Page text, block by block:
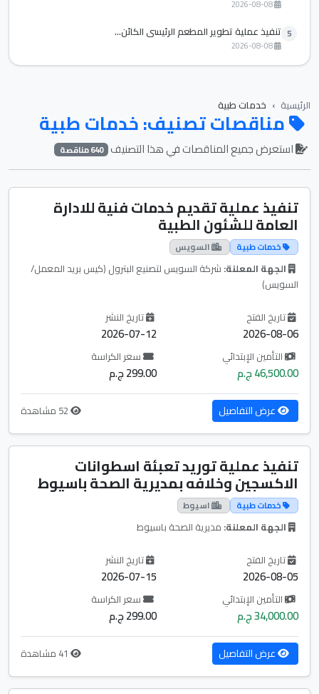
5 تنفيذ عملية تطوير المطعم الرئيسي الكائن...
الرئيسية خدمات طبية
مناقصات تصنيف: خدمات طبية
استعرض جميع المناقصات في هذا التصنيف 640 مناقصة
تنفيذ عملية تقديم خدمات فنية للادارة
العامة للشئون الطبية
خدمات طبية السويس
الجهة المعلنة: شركة السويس لتصنيع البترول (كيس بريد المعمل/
السويس)
تاريخ الفتح
2026-08-06
تاريخ النشر
2026-07-12
التأمين الإبتدائي
46,500.00 ج.م
سعر الكراسة
299.00 ج.م
عرض التفاصيل
تنفيذ عملية توريد تعبئة اسطوانات
الاكسجين وخلافه بمديرية الصحة باسيوط
خدمات طبية اسيوط
الجهة المعلنة: مديرية الصحة باسيوط
تاريخ الفتح
2026-08-05
تاريخ النشر
2026-07-15
التأمين الإبتدائي
34,000.00 ج.م
سعر الكراسة
299.00 ج.م
عرض التفاصيل